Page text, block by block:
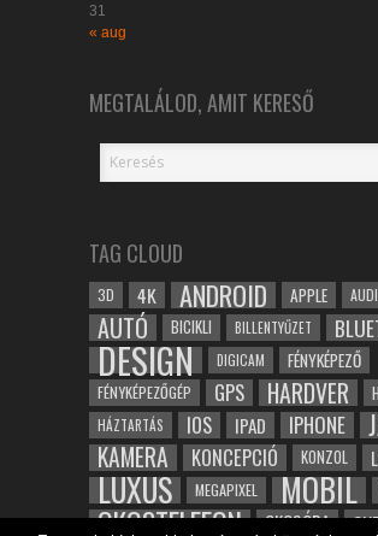
31
« aug
MEGTALÁLOD, AMIT KERESŐ
TAG CLOUD
3D 4K ANDROID APPLE
AUTÓ BICIKLI BILLENTYŰZET
DESIGN DIGICAM FÉNYKÉPEZŐ
FÉNYKÉPEZŐGÉP GPS HARDVER
HÁZTARTÁS IOS IPAD IPHONE
KAMERA KONCEPCIÓ KONZOL
LUXUS MEGAPIXEL MOBIL
OKOSTELEFON OKOSÓRA